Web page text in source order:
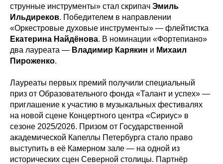
струнные инструменты» стал скрипач Эмиль
Ильдиреков. Победителем в направлении
«Оркестровые духовые инструменты» — флейтистка
Екатерина Найдёнова. В номинации «Фортепиано»
два лауреата — Владимир Карякин и Михаил
Пироженко.
Лауреаты первых премий получили специальный
приз от Образовательного фонда «Талант и успех» —
приглашение к участию в музыкальных фестивалях
на новой сцене Концертного центра «Сириус» в
сезоне 2025/2026. Призом от Государственной
академической Капеллы Петербурга стало право
выступить в её Камерном зале — на одной из
исторических сцен Северной столицы. Партнёр